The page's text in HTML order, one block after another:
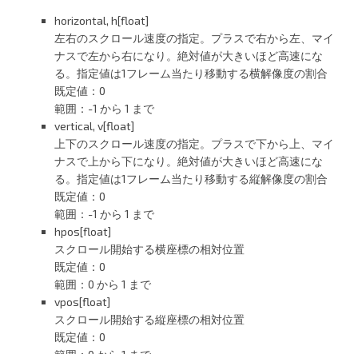
horizontal, h[float]
左右のスクロール速度の指定。プラスで右から左、マイ
ナスで左から右になり。絶対値が大きいほど高速にな
る。指定値は1フレーム当たり移動する横解像度の割合
既定値：0
範囲：-1 から 1 まで
vertical, v[float]
上下のスクロール速度の指定。プラスで下から上、マイ
ナスで上から下になり。絶対値が大きいほど高速にな
る。指定値は1フレーム当たり移動する縦解像度の割合
既定値：0
範囲：-1 から 1 まで
hpos[float]
スクロール開始する横座標の相対位置
既定値：0
範囲：0 から 1 まで
vpos[float]
スクロール開始する縦座標の相対位置
既定値：0